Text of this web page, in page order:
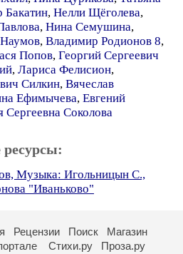
Бакатин, Нелли Щёголева,
, Нина Семушина,
, Владимир Родионов 8,
Попов, Георгий Сергеевич
, Лариса Фелисион,
Силкин, Вячеслав
Ефимычева, Евгений
Сергеевна Соколова
Музыка: Игольницын С.,
"Иваньково"
Рецензии Поиск
Магазин
Стихи.ру Проза.ру